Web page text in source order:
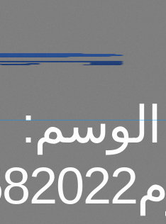
الوسم: